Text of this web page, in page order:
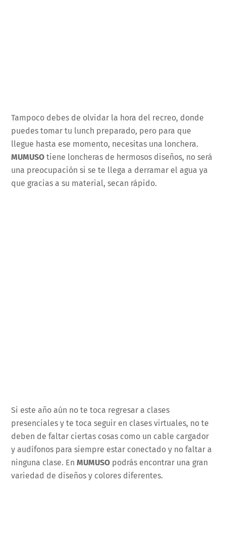
Tampoco debes de olvidar la hora del recreo, donde
puedes tomar tu lunch preparado, pero para que
llegue hasta ese momento, necesitas una lonchera.
MUMUSO tiene loncheras de hermosos diseños, no será
una preocupación si se te llega a derramar el agua ya
que gracias a su material, secan rápido.
Si este año aún no te toca regresar a clases
presenciales y te toca seguir en clases virtuales, no te
deben de faltar ciertas cosas como un cable cargador
y audífonos para siempre estar conectado y no faltar a
ninguna clase. EnMUMUSO podrás encontrar una gran
variedad de diseños y colores diferentes.